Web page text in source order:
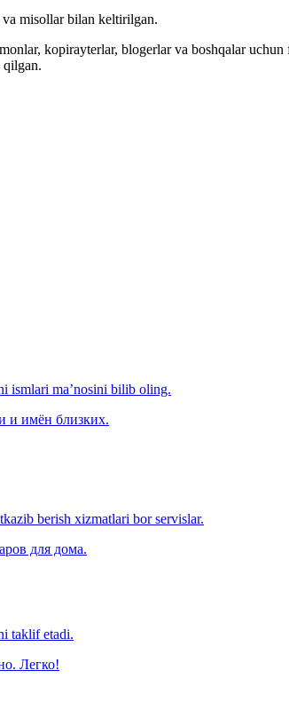
misollar bilan keltirilgan.
kopirayterlar, blogerlar va boshqalar
ismlari ma’nosini bilib oling.
и имён близких.
berish xizmatlari bor servislar.
для дома.
taklif etadi.
Легко!